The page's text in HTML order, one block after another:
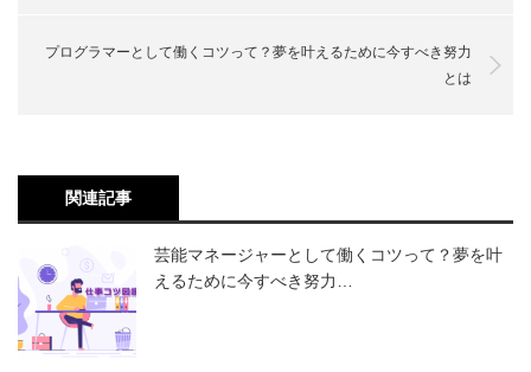
プログラマーとして働くコツって？夢を叶えるために今すべき努力
とは
関連記事
芸能マネージャーとして働くコツって？夢を叶
えるために今すべき努力…